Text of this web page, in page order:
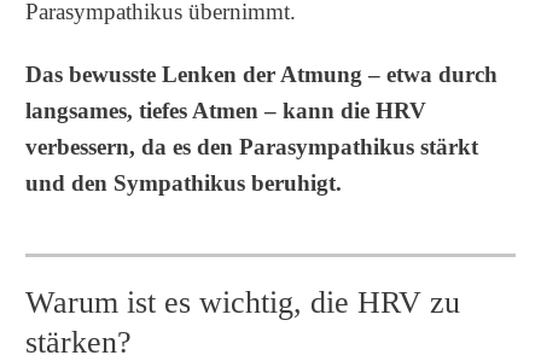
Parasympathikus übernimmt.
Das bewusste Lenken der Atmung – etwa durch
langsames, tiefes Atmen – kann die HRV
verbessern, da es den Parasympathikus stärkt
und den Sympathikus beruhigt.
Warum ist es wichtig, die HRV zu
stärken?